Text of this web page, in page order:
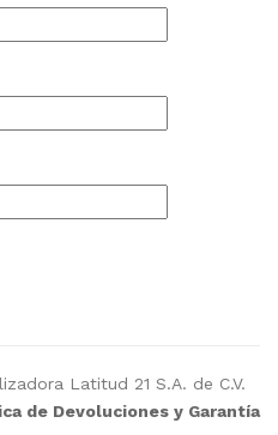
Latitud 21 S.A. de C.V.
de Devoluciones y Garantía